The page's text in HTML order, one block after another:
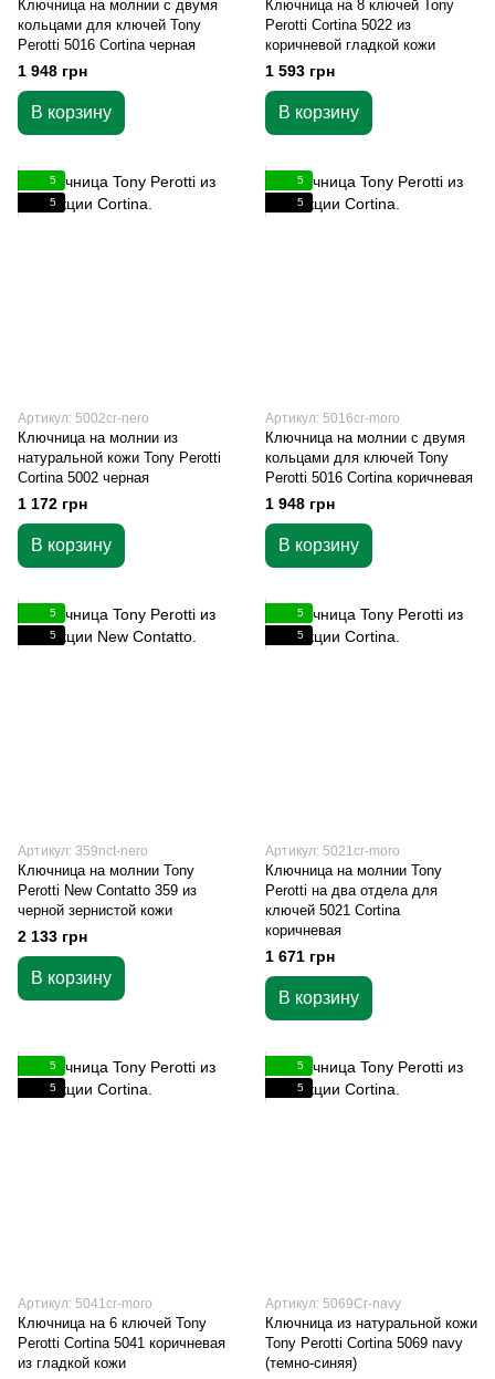
Ключница на молнии с двумя
кольцами для ключей Tony
Perotti 5016 Cortina черная
1 948 грн
В корзину
Ключница на 8 ключей Tony
Perotti Cortina 5022 из
коричневой гладкой кожи
1 593 грн
В корзину
5
5
Артикул: 5002cr-nero
Ключница на молнии из
натуральной кожи Tony Perotti
Cortina 5002 черная
1 172 грн
В корзину
5
5
Артикул: 5016cr-moro
Ключница на молнии с двумя
кольцами для ключей Tony
Perotti 5016 Cortina коричневая
1 948 грн
В корзину
5
5
Артикул: 359nct-nero
Ключница на молнии Tony
Perotti New Contatto 359 из
черной зернистой кожи
2 133 грн
В корзину
5
5
Артикул: 5021cr-moro
Ключница на молнии Tony
Perotti на два отдела для
ключей 5021 Cortina
коричневая
1 671 грн
В корзину
5
5
Артикул: 5041cr-moro
Ключница на 6 ключей Tony
Perotti Cortina 5041 коричневая
из гладкой кожи
5
5
Артикул: 5069Cr-navy
Ключница из натуральной кожи
Tony Perotti Cortina 5069 navy
(темно-синяя)